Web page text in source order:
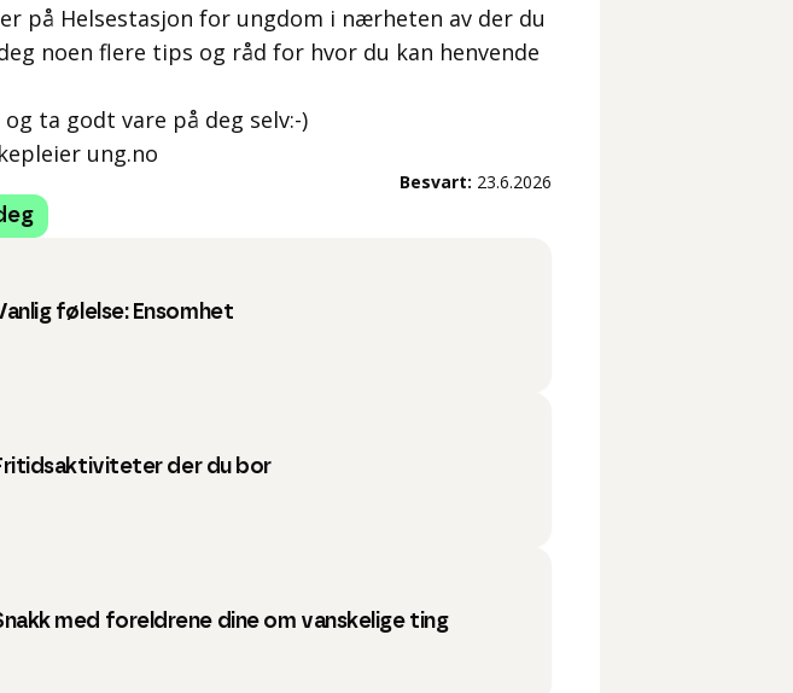
på Helsestasjon for ungdom i nærheten av der du
noen flere tips og råd for hvor du kan henvende
ta godt vare på deg selv:-)
ung.no
Besvart: 23.6.2026
følelse: Ensomhet
der du bor
med foreldrene dine om vanskelige ting